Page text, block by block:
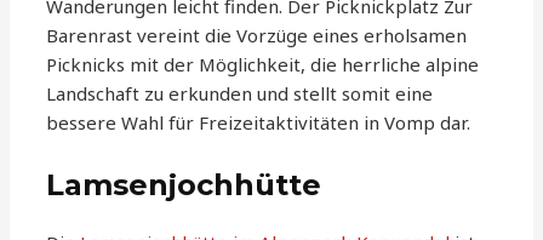
Wanderungen leicht finden. Der Picknickplatz Zur
Barenrast vereint die Vorzüge eines erholsamen
Picknicks mit der Möglichkeit, die herrliche alpine
Landschaft zu erkunden und stellt somit eine
bessere Wahl für Freizeitaktivitäten in Vomp dar.
Lamsenjochhütte